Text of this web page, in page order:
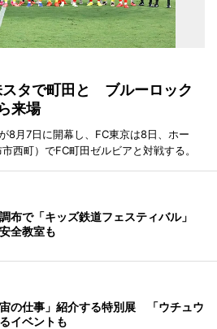
スタで町田と ブルーロック
来場
8月7日に開幕し、FC東京は8日、ホー
西町）でFC町田ゼルビアと対戦する。
布で「キッズ鉄道フェスティバル」
全教室も
宙の仕事」紹介する特別展 「ウチュウ
イベントも